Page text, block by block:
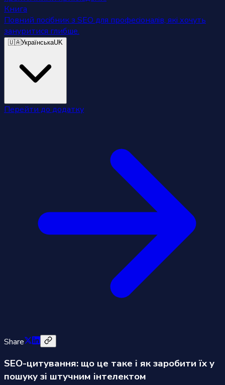
Книга
Повний посібник з SEO для професіоналів, які хочуть
зануритися глибше.
🇺🇦УкраїнськаUK
Перейти до додатку
Share
SEO-цитування: що це таке і як заробити їх у
пошуку зі штучним інтелектом